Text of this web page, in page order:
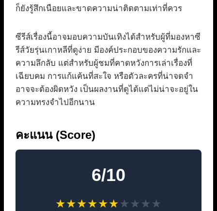
ก็ยังรู้สึกเนือยและขาดความน่าติดตามเท่าที่ควร
ซีรีส์เรื่องนี้อาจมอบความบันเทิงได้สำหรับผู้ที่มองหาซี
รีส์วัยรุ่นเกาหลีที่ดูง่าย มีองค์ประกอบของความรักและ
ความลึกลับ แต่สำหรับผู้ชมที่คาดหวังการเล่าเรื่องที่
เฉียบคม การแก้แค้นที่สะใจ หรือตัวละครที่น่าจดจำ
อาจจะต้องผิดหวัง เป็นผลงานที่ดูได้แต่ไม่น่าจะอยู่ใน
ความทรงจำไปอีกนาน
คะแนน (Score)
6/10
★★★★★★★★★★